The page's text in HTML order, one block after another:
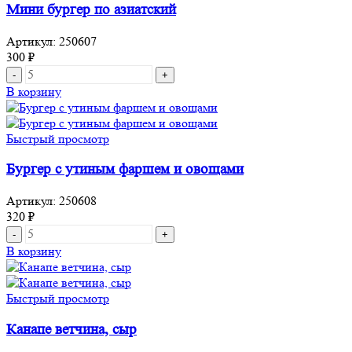
Мини бургер по азиатский
Артикул: 250607
300 ₽
Количество
товара
Мини
бургер
по
азиатский
В корзину
Быстрый просмотр
Бургер с утиным фаршем и овощами
Артикул: 250608
320 ₽
Количество
товара
Бургер
с
утиным
фаршем
и
В корзину
Быстрый просмотр
Канапе ветчина, сыр